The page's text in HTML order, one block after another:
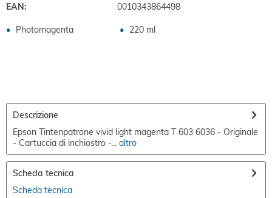
EAN:
0010343864498
Photomagenta 220 ml
Descrizione
Epson Tintenpatrone vivid light magenta T 603 6036 - Originale
- Cartuccia di inchiostro -... altro
Scheda tecnica
Scheda tecnica